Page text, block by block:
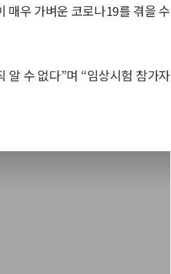
매우 가벼운 코로나19를 겪을 수
알 수 없다”며 “임상시험 참가자